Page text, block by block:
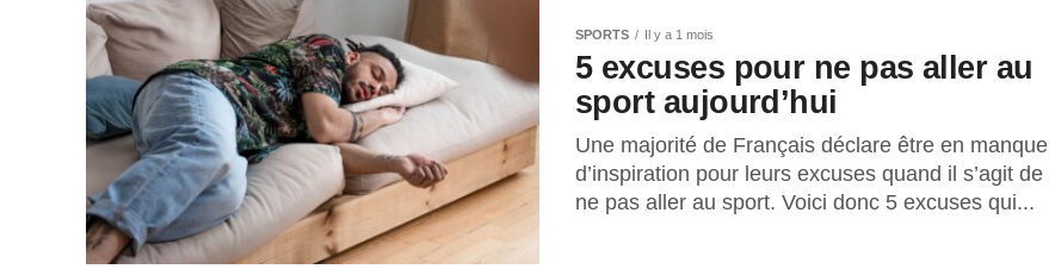
SPORTS Il y a 1 mois
5 excuses pour ne pas aller au
sport aujourd’hui
Une majorité de Français déclare être en manque
d’inspiration pour leurs excuses quand il s’agit de
ne pas aller au sport. Voici donc 5 excuses qui...